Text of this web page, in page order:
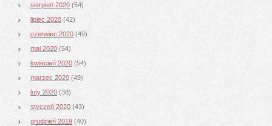
sierpień 2020 (54)
lipiec 2020 (42)
czerwiec 2020 (49)
maj 2020 (54)
kwiecień 2020 (54)
marzec 2020 (49)
luty 2020 (38)
styczeń 2020 (43)
grudzień 2019 (40)